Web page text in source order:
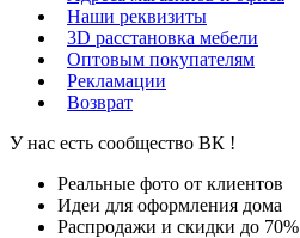
Наши реквизиты
3D расстановка мебели
Оптовым покупателям
Рекламации
Возврат
У нас есть сообщество ВК !
Реальные фото от клиентов
Идеи для оформления дома
Распродажи и скидки до 70%